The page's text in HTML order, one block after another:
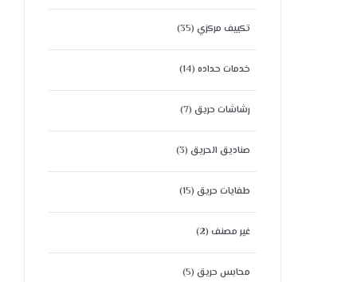
تكييف مركزي (35)
خدمات حداده (14)
رشاشات حريق (7)
صناديق الحريق (3)
طفايات حريق (15)
غير مصنف (2)
محابس حريق (5)